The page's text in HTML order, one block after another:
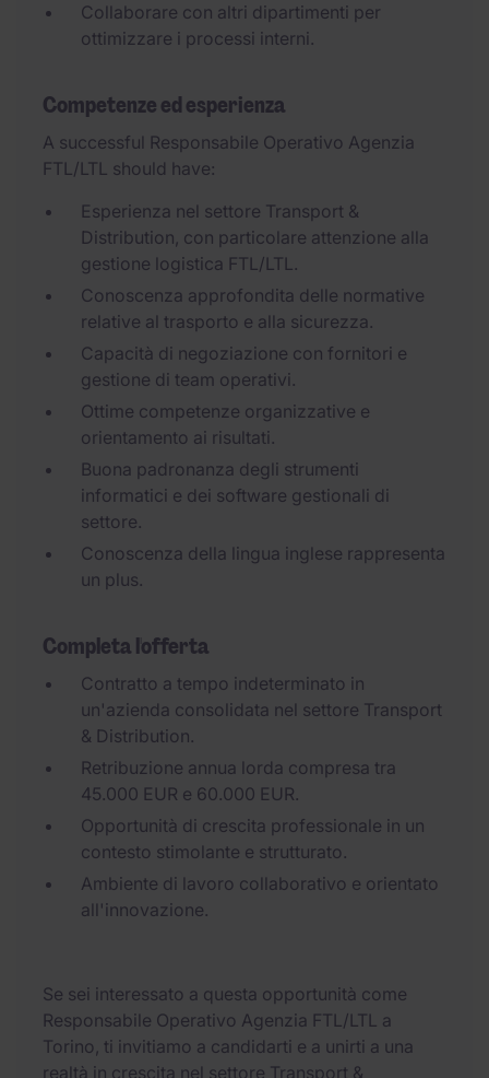
Collaborare con altri dipartimenti per
ottimizzare i processi interni.
Competenze ed esperienza
A successful Responsabile Operativo Agenzia
FTL/LTL should have:
Esperienza nel settore Transport &
Distribution, con particolare attenzione alla
gestione logistica FTL/LTL.
Conoscenza approfondita delle normative
relative al trasporto e alla sicurezza.
Capacità di negoziazione con fornitori e
gestione di team operativi.
Ottime competenze organizzative e
orientamento ai risultati.
Buona padronanza degli strumenti
informatici e dei software gestionali di
settore.
Conoscenza della lingua inglese rappresenta
un plus.
Completa l'offerta
Contratto a tempo indeterminato in
un'azienda consolidata nel settore Transport
& Distribution.
Retribuzione annua lorda compresa tra
45.000 EUR e 60.000 EUR.
Opportunità di crescita professionale in un
contesto stimolante e strutturato.
Ambiente di lavoro collaborativo e orientato
all'innovazione.
Se sei interessato a questa opportunità come
Responsabile Operativo Agenzia FTL/LTL a
Torino, ti invitiamo a candidarti e a unirti a una
realtà in crescita nel settore Transport &